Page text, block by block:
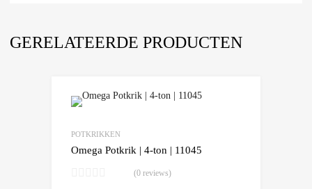
GERELATEERDE PRODUCTEN
POTKRIKKEN
Omega Potkrik | 4-ton | 11045
(0 reviews)